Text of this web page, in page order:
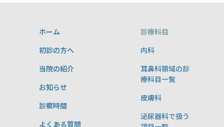
ホーム
初診の方へ
当院の紹介
お知らせ
診察時間
よくある質問
診療科目
内科
耳鼻科領域の診
療科目一覧
皮膚科
泌尿器科で扱う